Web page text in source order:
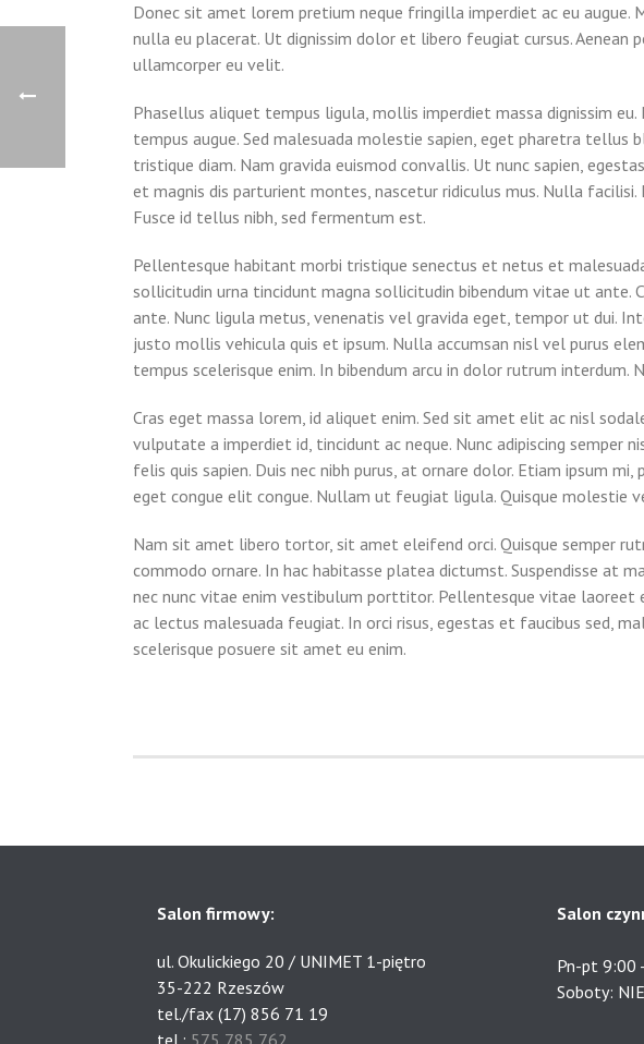
Donec sit amet lorem pretium neque fringilla imperdiet ac eu augue.
nulla eu placerat. Ut dignissim dolor et libero feugiat cursus. Aenean
ullamcorper eu velit.
Phasellus aliquet tempus ligula, mollis imperdiet massa dignissim
tempus augue. Sed malesuada molestie sapien, eget pharetra
tristique diam. Nam gravida euismod convallis. Ut nunc sapien,
et magnis dis parturient montes, nascetur ridiculus mus. Nulla
Fusce id tellus nibh, sed fermentum est.
Pellentesque habitant morbi tristique senectus et netus et
sollicitudin urna tincidunt magna sollicitudin bibendum vitae ut ante.
ante. Nunc ligula metus, venenatis vel gravida eget, tempor ut dui.
justo mollis vehicula quis et ipsum. Nulla accumsan nisl vel purus
tempus scelerisque enim. In bibendum arcu in dolor rutrum
Cras eget massa lorem, id aliquet enim. Sed sit amet elit ac nisl
vulputate a imperdiet id, tincidunt ac neque. Nunc adipiscing semper
felis quis sapien. Duis nec nibh purus, at ornare dolor. Etiam ipsum
eget congue elit congue. Nullam ut feugiat ligula. Quisque molestie
Nam sit amet libero tortor, sit amet eleifend orci. Quisque semper
commodo ornare. In hac habitasse platea dictumst. Suspendisse at
nec nunc vitae enim vestibulum porttitor. Pellentesque vitae laoreet
ac lectus malesuada feugiat. In orci risus, egestas et faucibus sed,
scelerisque posuere sit amet eu enim.
Salon firmowy:
ul. Okulickiego 20 / UNIMET 1-piętro
35-222 Rzeszów
tel./fax (17) 856 71 19
tel.: 575 785 762
Salon
Pn-pt 9:00
Soboty: